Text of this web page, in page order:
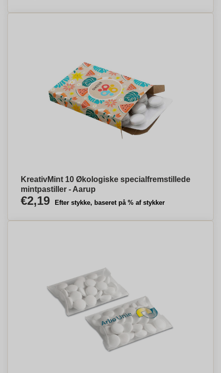
KreativMint 10 Økologiske specialfremstillede
mintpastiller - Aarup
€2,19 Efter stykke, baseret på % af stykker